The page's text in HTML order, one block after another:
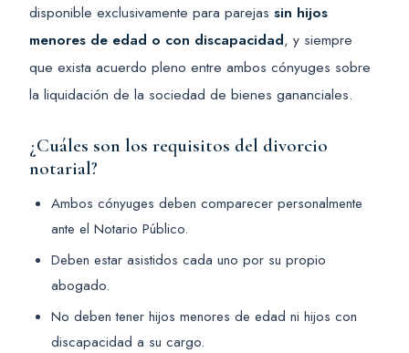
disponible exclusivamente para parejas sin hijos
menores de edad o con discapacidad, y siempre
que exista acuerdo pleno entre ambos cónyuges sobre
la liquidación de la sociedad de bienes gananciales.
¿Cuáles son los requisitos del divorcio
notarial?
Ambos cónyuges deben comparecer personalmente
ante el Notario Público.
Deben estar asistidos cada uno por su propio
abogado.
No deben tener hijos menores de edad ni hijos con
discapacidad a su cargo.